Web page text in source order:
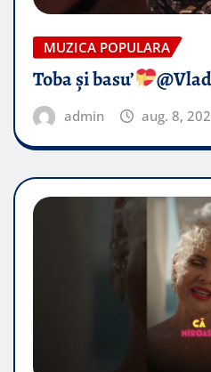
MUZICA POPULARA
Toba și basu’
admin aug. 8,